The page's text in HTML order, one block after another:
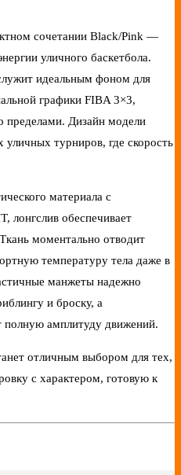
сочетании Black/Pink —
уличного баскетбола.
идеальным фоном для
графики FIBA 3×3,
пределами. Дизайн модели
турниров, где скорость
материала с
лонгслив обеспечивает
моментально отводит
температуру тела даже в
манжеты надежно
и броску, а
полную амплитуду движений.
отличным выбором для тех,
с характером, готовую к